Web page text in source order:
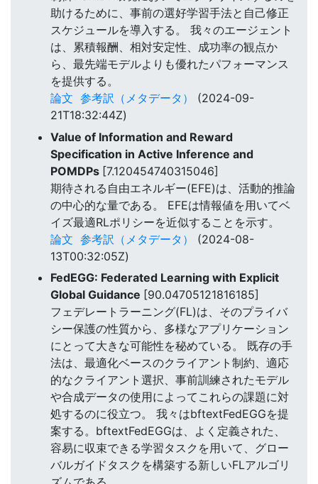
助けるために、事前の選好学習手法と自己修正
スケジュールを導入する。 我々のエージェント
は、累積報酬、相対安定性、成功率の観点か
ら、最先端モデルよりも優れたパフォーマンス
を提供する。
論文 参考訳（メタデータ）
(2024-09-
21T18:32:44Z)
Value of Information and Reward
Specification in Active Inference and
POMDPs [7.120454740315046]
期待される自由エネルギー(EFE)は、活動的推論
の中心的な量である。 EFEは情報値を用いてベ
イズ最適RLポリシーを近似することを示す。
論文 参考訳（メタデータ）
(2024-08-
13T00:32:05Z)
FedEGG: Federated Learning with Explicit
Global Guidance [90.04705121816185]
フェデレートラーニング(FL)は、そのプライバ
シー保護の性質から、多様なアプリケーション
にとって大きな可能性を秘めている。 既存の手
法は、最適化ベースのクライアント制約、適応
的なクライアント選択、事前訓練されたモデル
や合成データの使用によってこれらの課題に対
処するのに役立つ。 我々はbftextFedEGGを提
案する。bftextFedEGGは、よく定義された、
容易に収束できる学習タスクを用いて、グロー
バルガイドタスクを構築する新しいFLアルゴリ